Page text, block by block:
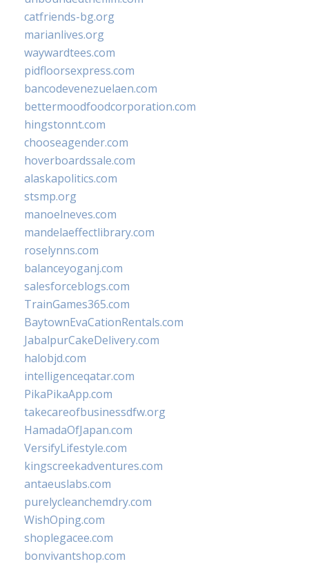
catfriends-bg.org
marianlives.org
waywardtees.com
pidfloorsexpress.com
bancodevenezuelaen.com
bettermoodfoodcorporation.com
hingstonnt.com
chooseagender.com
hoverboardssale.com
alaskapolitics.com
stsmp.org
manoelneves.com
mandelaeffectlibrary.com
roselynns.com
balanceyoganj.com
salesforceblogs.com
TrainGames365.com
BaytownEvaCationRentals.com
JabalpurCakeDelivery.com
halobjd.com
intelligenceqatar.com
PikaPikaApp.com
takecareofbusinessdfw.org
HamadaOfJapan.com
VersifyLifestyle.com
kingscreekadventures.com
antaeuslabs.com
purelycleanchemdry.com
WishOping.com
shoplegacee.com
bonvivantshop.com